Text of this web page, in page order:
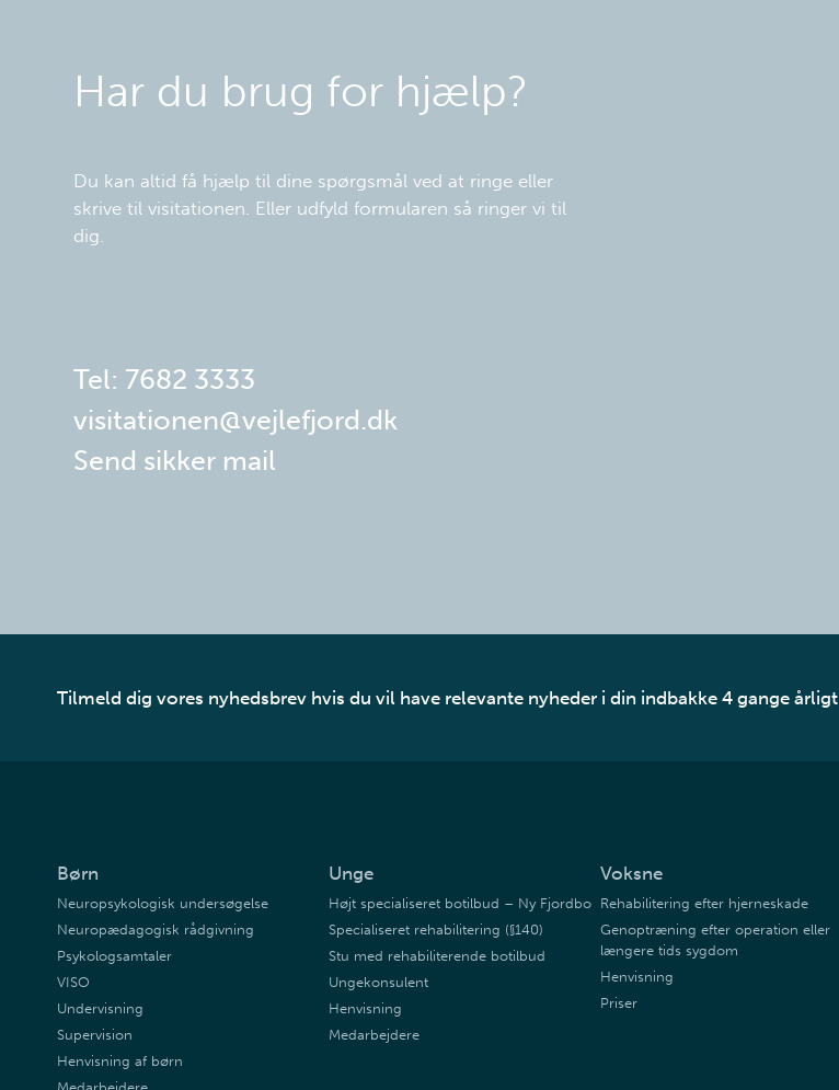
Har du brug for hjælp?
Du kan altid få hjælp til dine spørgsmål ved at ringe eller
skrive til visitationen. Eller udfyld formularen så ringer vi til
dig.
Tel: 7682 3333
visitationen@vejlefjord.dk
Send sikker mail
Tilmeld dig vores nyhedsbrev hvis du vil have relevante nyheder i din indbakke 4 gange årligt
Børn
Neuropsykologisk undersøgelse
Neuropædagogisk rådgivning
Psykologsamtaler
VISO
Undervisning
Supervision
Henvisning af børn
Unge
Højt specialiseret botilbud – Ny Fjordbo
Specialiseret rehabilitering (§140)
Stu med rehabiliterende botilbud
Ungekonsulent
Henvisning
Medarbejdere
Voksne
Rehabilitering efter hjerneskade
Genoptræning efter operation eller
længere tids sygdom
Henvisning
Priser